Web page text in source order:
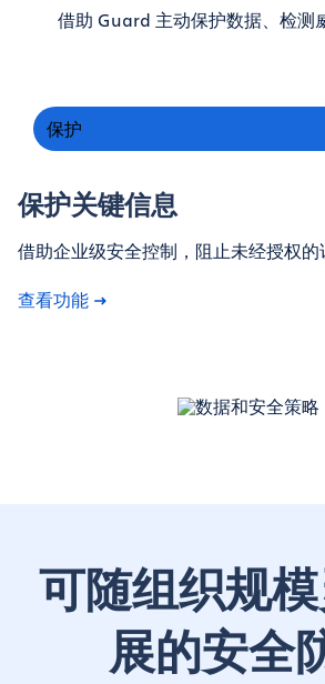
借助 Guard 主动保护数据、检测
保护
保护关键信息
借助企业级安全控制，阻止未经授权的
查看功能
可随组织规
展的安全